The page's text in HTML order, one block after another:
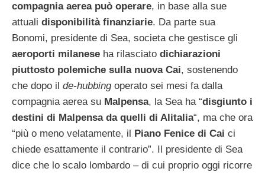
compagnia aerea può operare, in base alla sue
attuali disponibilità finanziarie. Da parte sua
Bonomi, presidente di Sea, societa che gestisce gli
aeroporti milanese ha rilasciato dichiarazioni
piuttosto polemiche sulla nuova Cai, sostenendo
che dopo il de-hubbingoperato sei mesi fa dalla
compagnia aerea su Malpensa, la Sea ha “disgiunto i
destini di Malpensa da quelli di Alitalia“, ma che ora
“più o meno velatamente, il
Piano Fenice di Cai ci
chiede esattamente il contrario”. Il presidente di Sea
dice che lo scalo lombardo – di cui proprio oggi ricorre